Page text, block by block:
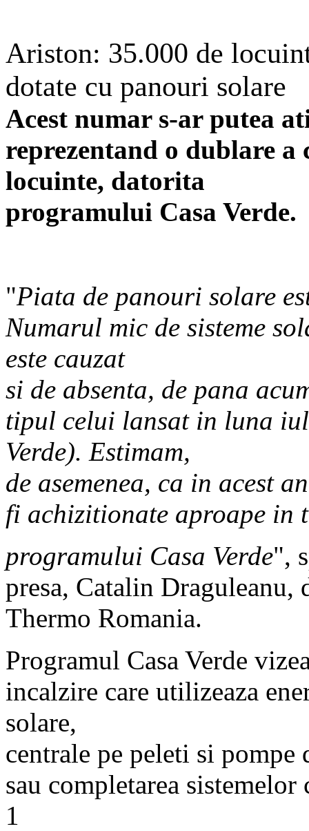
Ariston: 35.000 de
dotate cu panouri solare
Acest numar s-ar putea
reprezentand o dublare a
locuinte, datorita
programului Casa Verde.
"Piata de panouri solare
Numarul mic de sisteme
este cauzat
si de absenta, de pana
tipul celui lansat in luna
Verde). Estimam,
de asemenea, ca in acest
fi achizitionate aproape in
programului Casa Verde",
presa, Catalin
Thermo Romania.
Programul Casa Verde
incalzire care utilizeaza
solare,
centrale pe peleti si
sau completarea
1